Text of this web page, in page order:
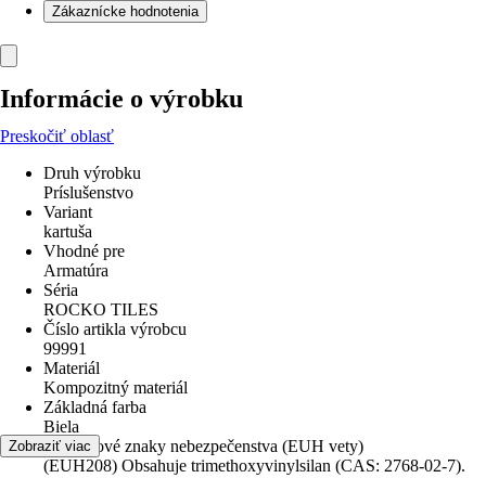
Zákaznícke hodnotenia
Informácie o výrobku
Preskočiť oblasť
Druh výrobku
Príslušenstvo
Variant
kartuša
Vhodné pre
Armatúra
Séria
ROCKO TILES
Číslo artikla výrobcu
99991
Materiál
Kompozitný materiál
Základná farba
Biela
Doplnkové znaky nebezpečenstva (EUH vety)
(EUH208) Obsahuje trimethoxyvinylsilan (CAS: 2768-02-7).
Zobraziť viac